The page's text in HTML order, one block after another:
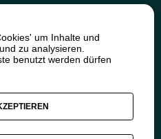
Presse
um Inhalte und
zu analysieren.
benutzt werden dürfen